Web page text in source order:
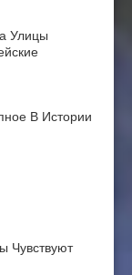
Улицы
В Истории
Чувствуют